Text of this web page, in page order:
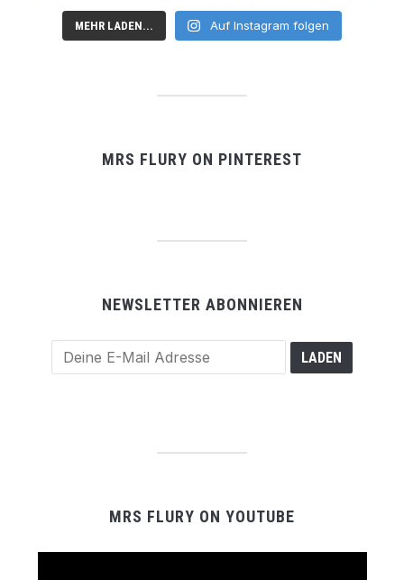
MEHR LADEN... Auf Instagram folgen
MRS FLURY ON PINTEREST
NEWSLETTER ABONNIEREN
MRS FLURY ON YOUTUBE